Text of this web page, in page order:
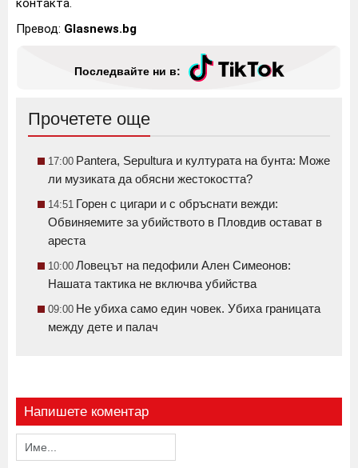
контакта.
Превод: Glasnews.bg
Последвайте ни в:
Прочетете още
17:00 Pantera, Sepultura и културата на бунта: Може
ли музиката да обясни жестокостта?
14:51 Горен с цигари и с обръснати вежди:
Обвиняемите за убийството в Пловдив остават в
ареста
10:00 Ловецът на педофили Ален Симеонов:
Нашата тактика не включва убийства
09:00 Не убиха само един човек. Убиха границата
между дете и палач
Напишете коментар